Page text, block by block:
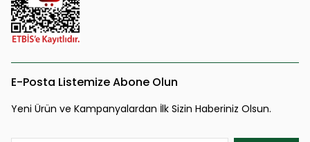
E-Posta Listemize Abone Olun
Yeni Ürün ve Kampanyalardan İlk Sizin Haberiniz Olsun.